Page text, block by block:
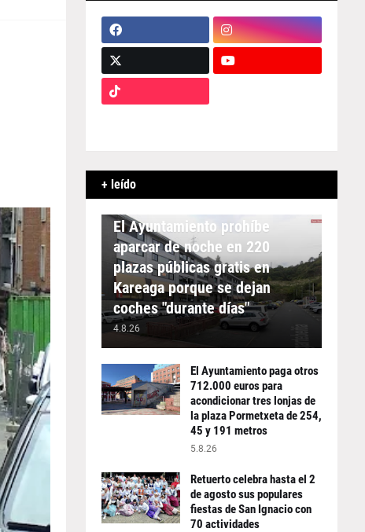
+ leído
APARCAMIENTO
El Ayuntamiento prohíbe
aparcar de noche en 220
plazas públicas gratis en
Kareaga porque se dejan
coches "durante días"
4.8.26
El Ayuntamiento paga otros
712.000 euros para
acondicionar tres lonjas de
la plaza Pormetxeta de 254,
45 y 191 metros
5.8.26
Retuerto celebra hasta el 2
de agosto sus populares
fiestas de San Ignacio con
70 actividades